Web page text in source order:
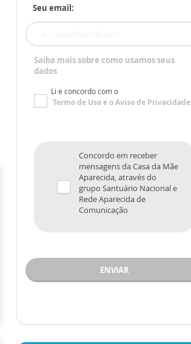
Seu email:
Saiba mais sobre como usamos seus
dados
Li e concordo com o
Termo de Usoe oAviso de Privacidade
Concordo em receber
mensagens da Casa da Mãe
Aparecida, através do
grupo Santuário Nacional e
Rede Aparecida de
Comunicação
ENVIAR